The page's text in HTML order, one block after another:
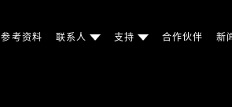
参考资料 联系人 支持 合作伙伴 新